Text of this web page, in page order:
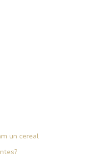
un cereal